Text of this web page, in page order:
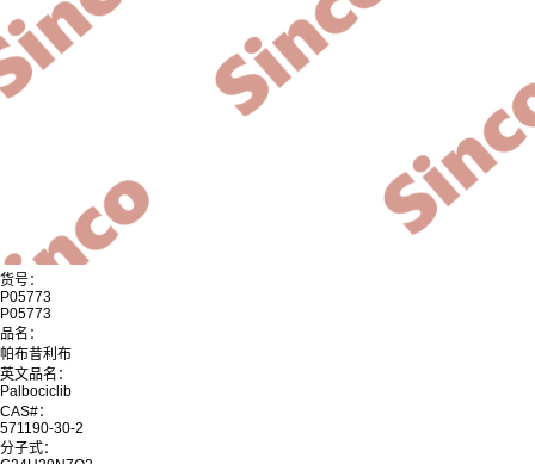
货号：
P05773
P05773
品名：
帕布昔利布
英文品名：
Palbociclib
CAS#：
571190-30-2
分子式：